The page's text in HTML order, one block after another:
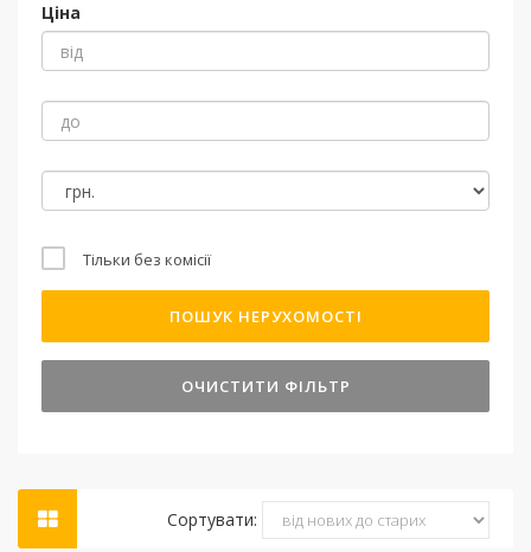
Ціна
Тільки без комісії
ПОШУК НЕРУХОМОСТІ
ОЧИСТИТИ ФІЛЬТР
Сортувати: